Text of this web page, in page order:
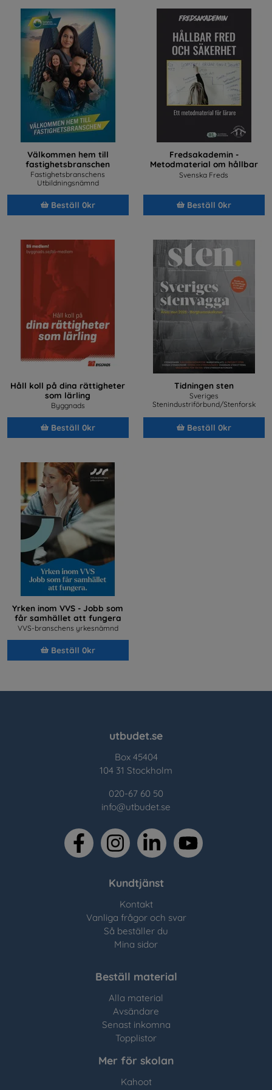
Välkommen hem till
fastighetsbranschen
Fastighetsbranschens
Utbildningsnämnd
Beställ 0kr
Fredsakademin -
Metodmaterial om hållbar
fred och säkerhet
Svenska Freds
Beställ 0kr
Håll koll på dina rättigheter
som lärling
Byggnads
Beställ 0kr
Tidningen sten
Sveriges
Stenindustriförbund/Stenforsk
Beställ 0kr
Yrken inom VVS - Jobb som
får samhället att fungera
VVS-branschens yrkesnämnd
Beställ 0kr
utbudet.se
Box 45404
104 31 Stockholm
020-67 60 50
info@utbudet.se
facebookinstagramlinkedin youtube
Kundtjänst
Kontakt
Vanliga frågor och svar
Så beställer du
Mina sidor
Beställ material
Alla material
Avsändare
Senast inkomna
Topplistor
Mer för skolan
Kahoot